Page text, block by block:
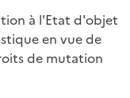
à l'Etat d'objet
en vue de
de mutation